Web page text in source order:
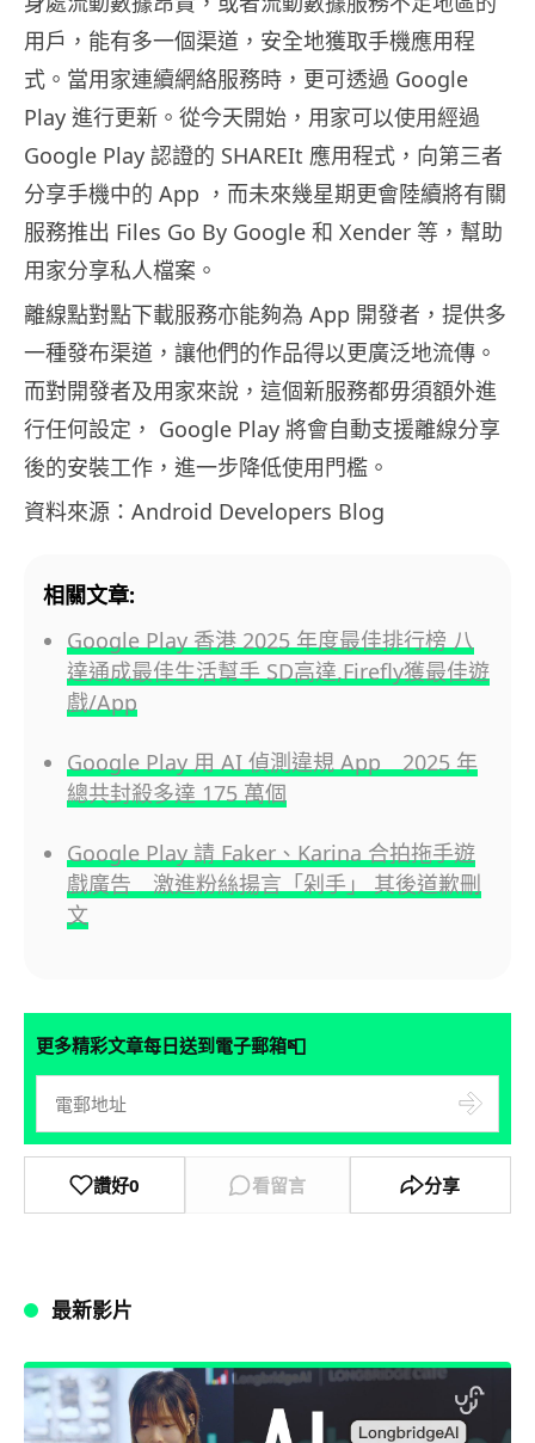
用戶，能有多一個渠道，安全地獲取手機應用程
式。當用家連續網絡服務時，更可透過 Google
Play 進行更新。從今天開始，用家可以使用經過
Google Play 認證的 SHAREIt 應用程式，向第三者
分享手機中的 App ，而未來幾星期更會陸續將有關
服務推出 Files Go By Google 和 Xender 等，幫助
用家分享私人檔案。
離線點對點下載服務亦能夠為 App 開發者，提供多
一種發布渠道，讓他們的作品得以更廣泛地流傳。
而對開發者及用家來說，這個新服務都毋須額外進
行任何設定， Google Play 將會自動支援離線分享
後的安裝工作，進一步降低使用門檻。
資料來源：Android Developers Blog
相關文章:
Google Play 香港 2025 年度最佳排行榜 八
達通成最佳生活幫手 SD高達,Firefly獲最佳遊
戲/App
Google Play 用 AI 偵測違規 App 2025 年
總共封殺多達 175 萬個
Google Play 請 Faker、Karina 合拍拖手遊
戲廣告 激進粉絲揚言「剁手」 其後道歉刪
文
更多精彩文章每日送到電子郵箱📮
讚好0 看留言 分享
最新影片